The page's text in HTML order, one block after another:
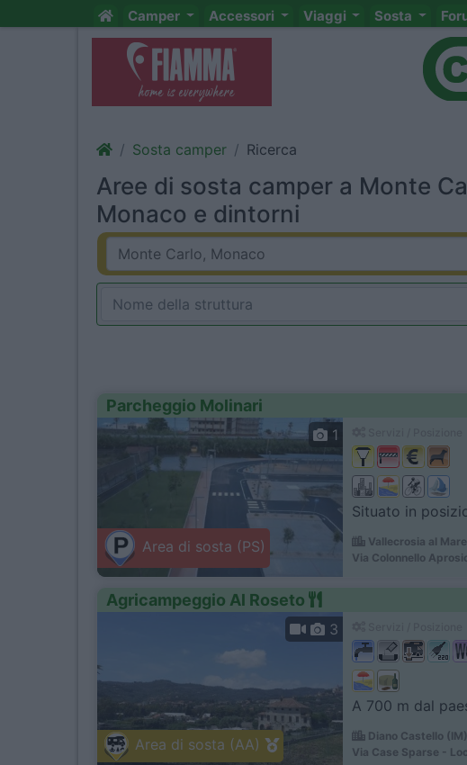
Camper Accessori Viaggi Sosta
Sosta camper Ricerca
Aree di sosta camper a Monte
Monaco e dintorni
Parcheggio Molinari
Area di sosta (PS)
1
Situato in
Vallecrosia al
Via Colonnello
Agricampeggio Al Roseto
Area di sosta (AA)
3
A 700 m dal
Diano Castello
Via Case Sparse -